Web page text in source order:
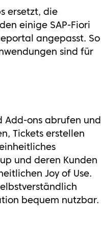
ersetzt, die
einige SAP-Fiori
angepasst. So
sind für
Add-ons abrufen und
Tickets erstellen
und deren Kunden
Joy of Use.
bequem nutzbar.